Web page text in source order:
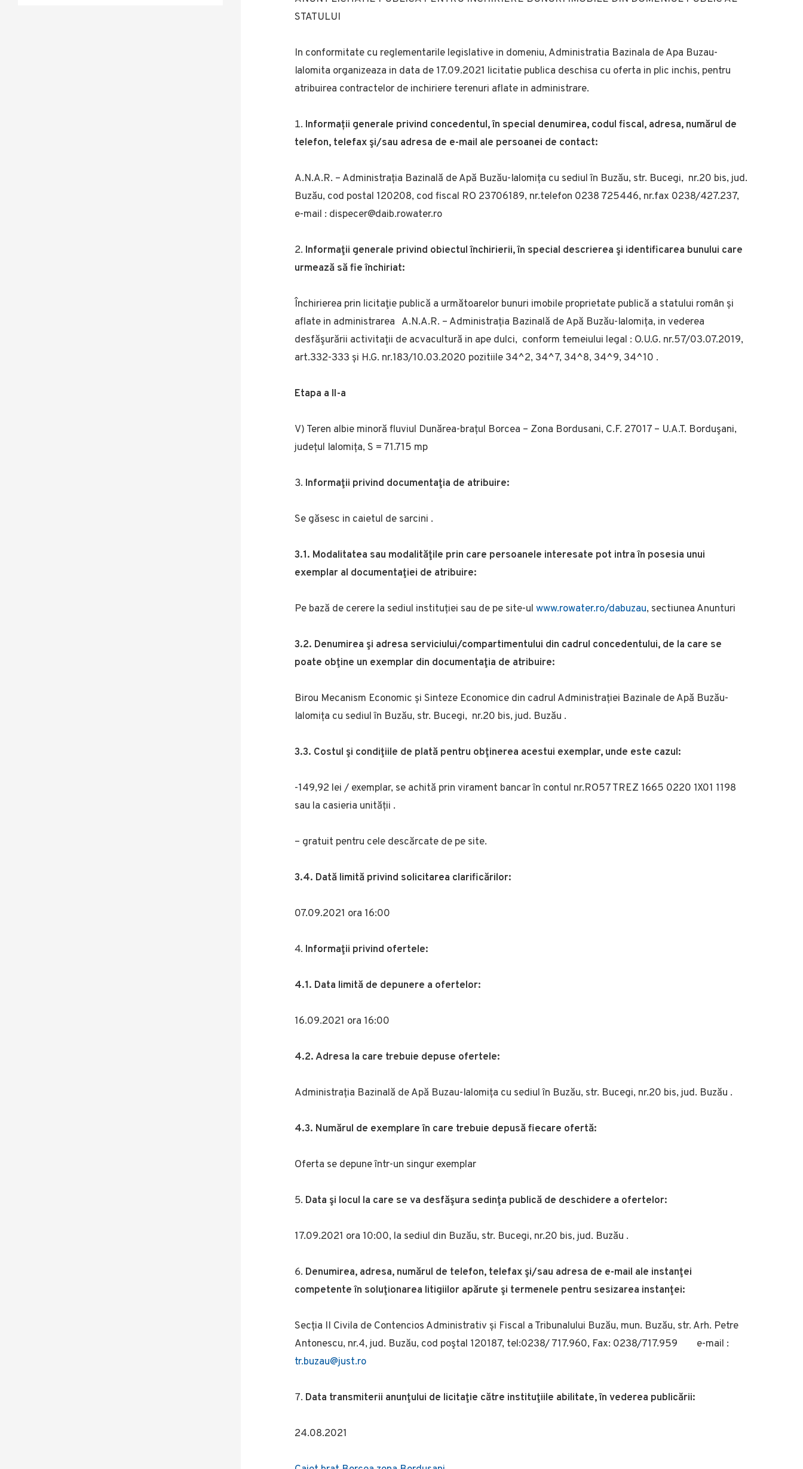
STATULUI
In conformitate cu reglementarile legislative in domeniu, Administratia Bazinala de Apa Buzau-
Ialomita organizeaza in data de 17.09.2021 licitatie publica deschisa cu oferta in plic inchis, pentru
atribuirea contractelor de inchiriere terenuri aflate in administrare.
Informații generale privind concedentul, în special denumirea, codul fiscal, adresa, numărul de
telefon, telefax şi/sau adresa de e-mail ale persoanei de contact:
A.N.A.R. – Administrația Bazinală de Apă Buzău-Ialomița cu sediul în Buzău, str. Bucegi, nr.20 bis, jud.
Buzău, cod postal 120208, cod fiscal RO 23706189, nr.telefon 0238 725446, nr.fax 0238/427.237,
e-mail : dispecer@daib.rowater.ro
Informaţii generale privind obiectul închirierii, în special descrierea şi identificarea bunului care
urmează să fie închiriat:
Închirierea prin licitaţie publică a următoarelor bunuri imobile proprietate publică a statului român și
aflate in administrarea A.N.A.R. – Administrația Bazinală de Apă Buzău-Ialomița, in vederea
desfăşurării activitaţii de acvacultură in ape dulci, conform temeiului legal : O.U.G. nr.57/03.07.2019,
art.332-333 și H.G. nr.183/10.03.2020 pozitiile 34^2, 34^7, 34^8, 34^9, 34^10 .
Etapa a II-a
V) Teren albie minoră fluviul Dunărea-brațul Borcea – Zona Bordusani, C.F. 27017 – U.A.T. Borduşani,
județul Ialomița, S = 71.715 mp
Informaţii privind documentaţia de atribuire:
Se găsesc in caietul de sarcini .
3.1. Modalitatea sau modalităţile prin care persoanele interesate pot intra în posesia unui
exemplar al documentaţiei de atribuire:
Pe bază de cerere la sediul instituției sau de pe site-ulwww.rowater.ro/dabuzau, sectiunea Anunturi
3.2. Denumirea şi adresa serviciului/compartimentului din cadrul concedentului, de la care se
poate obţine un exemplar din documentaţia de atribuire:
Birou Mecanism Economic și Sinteze Economice din cadrul Administrației Bazinale de Apă Buzău-
Ialomița cu sediul în Buzău, str. Bucegi, nr.20 bis, jud. Buzău .
3.3. Costul şi condiţiile de plată pentru obţinerea acestui exemplar, unde este cazul:
-149,92 lei / exemplar, se achită prin virament bancar în contul nr.RO57 TREZ 1665 0220 1X01 1198
sau la casieria unității .
– gratuit pentru cele descărcate de pe site.
3.4. Dată limită privind solicitarea clarificărilor:
07.09.2021 ora 16:00
Informaţii privind ofertele:
4.1. Data limită de depunere a ofertelor:
16.09.2021 ora 16:00
4.2. Adresa la care trebuie depuse ofertele:
Administrația Bazinală de Apă Buzau-Ialomița cu sediul în Buzău, str. Bucegi, nr.20 bis, jud. Buzău .
4.3. Numărul de exemplare în care trebuie depusă fiecare ofertă:
Oferta se depune într-un singur exemplar
Data şi locul la care se va desfăşura sedinţa publică de deschidere a ofertelor:
17.09.2021 ora 10:00, la sediul din Buzău, str. Bucegi, nr.20 bis, jud. Buzău .
Denumirea, adresa, numărul de telefon, telefax şi/sau adresa de e-mail ale instanţei
competente în soluţionarea litigiilor apărute şi termenele pentru sesizarea instanţei:
Secția II Civila de Contencios Administrativ și Fiscal a Tribunalului Buzău, mun. Buzău, str. Arh. Petre
Antonescu, nr.4, jud. Buzău, cod poştal 120187, tel:0238/ 717.960, Fax: 0238/717.959 e-mail :
tr.buzau@just.ro
Data transmiterii anunţului de licitaţie către instituţiile abilitate, în vederea publicării:
24.08.2021